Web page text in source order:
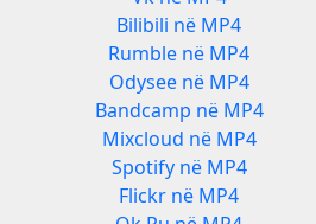
Bilibili në MP4
Rumble në MP4
Odysee në MP4
Bandcamp në MP4
Mixcloud në MP4
Spotify në MP4
Flickr në MP4